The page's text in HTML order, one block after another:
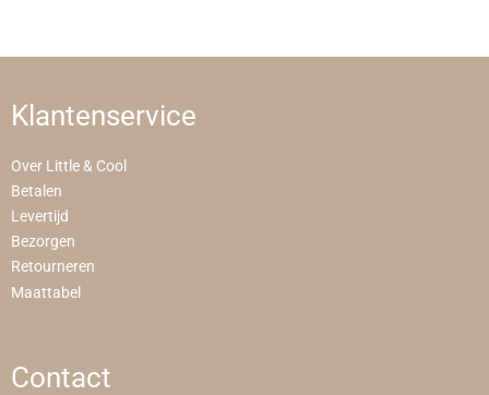
Klantenservice
Over Little & Cool
Betalen
Levertijd
Bezorgen
Retourneren
Maattabel
Contact